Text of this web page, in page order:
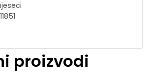
proizvodi